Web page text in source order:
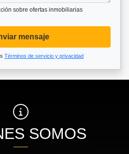
sobre ofertas inmobiliarias
mensaje
Términos de servicio y privacidad
SOMOS